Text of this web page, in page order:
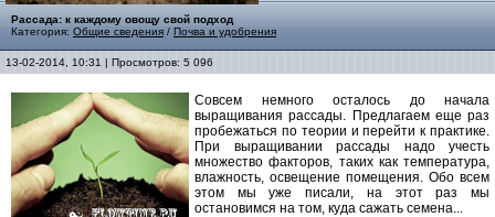
Рассада: к каждому овощу свой подход
Категория: Общие сведения / Почва и удобрения
13-02-2014, 10:31 | Просмотров: 5 096
Совсем немного осталось до начала
выращивания рассады. Предлагаем еще раз
пробежаться по теории и перейти к практике.
При выращивании рассады надо учесть
множество факторов, таких как температура,
влажность, освещение помещения. Обо всем
этом мы уже писали, на этот раз мы
остановимся на том, куда сажать семена...